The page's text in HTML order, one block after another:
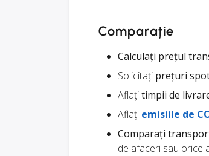
Comparație
Calculați prețul
Solicitați prețuri
Aflațitimpii de
Aflați emisiile de
Comparați
de afaceri sau orice